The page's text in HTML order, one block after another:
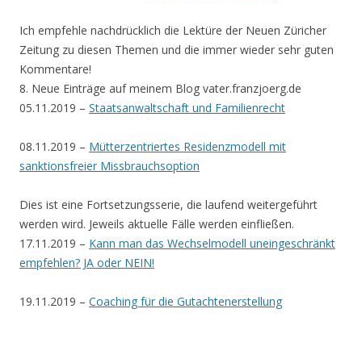
Ich empfehle nachdrücklich die Lektüre der Neuen Züricher
Zeitung zu diesen Themen und die immer wieder sehr guten
Kommentare!
8. Neue Einträge auf meinem Blog vater.franzjoerg.de
05.11.2019 – Staatsanwaltschaft und Familienrecht
08.11.2019 – Mütterzentriertes Residenzmodell mit
sanktionsfreier Missbrauchsoption
Dies ist eine Fortsetzungsserie, die laufend weitergeführt
werden wird. Jeweils aktuelle Fälle werden einfließen.
17.11.2019 – Kann man das Wechselmodell uneingeschränkt
empfehlen? JA oder NEIN!
19.11.2019 – Coaching für die Gutachtenerstellung